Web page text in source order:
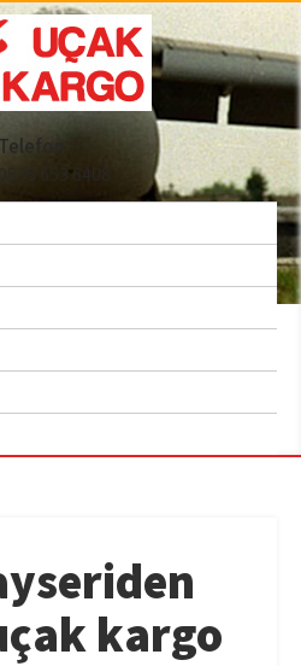
| Acil Kargo
653 6408
Telefon
0535 653 6408
kargo